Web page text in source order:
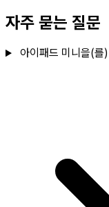
자주 묻는 질문
아이패드 미니을(를